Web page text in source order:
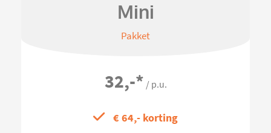
Mini
Pakket
32,-* / p.u.
€ 64,- korting